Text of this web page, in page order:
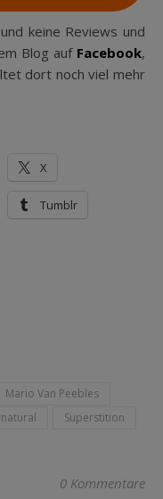
keine Reviews und
Blog auf Facebook,
dort noch viel mehr
X
Tumblr
Mario Van Peebles
Superstition
0 Kommentare